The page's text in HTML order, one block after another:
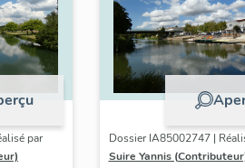
par
Dossier IA85002747 |
Suire Yannis